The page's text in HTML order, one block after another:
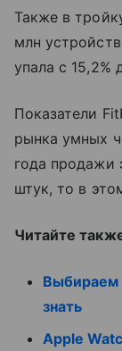
Также в
млн
упала с 15,2%
Показатели
рынка умных
года продажи
штук, то в
Читайте
Выбираем
знать
Apple